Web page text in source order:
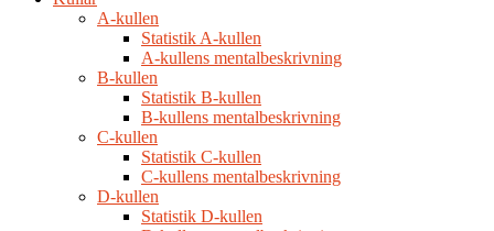
A-kullen
Statistik A-kullen
A-kullens mentalbeskrivning
B-kullen
Statistik B-kullen
B-kullens mentalbeskrivning
C-kullen
Statistik C-kullen
C-kullens mentalbeskrivning
D-kullen
Statistik D-kullen